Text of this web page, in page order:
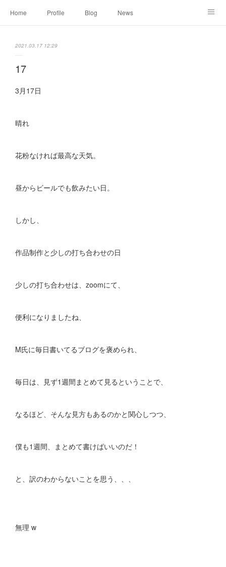
Home Profile Blog News
2021.03.17 12:29
17
3月17日
晴れ
花粉なければ最高な天気。
昼からビールでも飲みたい日。
しかし、
作品制作と少しの打ち合わせの日
少しの打ち合わせは、zoomにて、
便利になりましたね、
M氏に毎日書いてるブログを褒められ、
毎日は、見ず1週間まとめて見るということで、
なるほど、そんな見方もあるのかと関心しつつ、
僕も1週間、まとめて書けばいいのだ！
と、訳のわからないことを思う、、、
無理 w